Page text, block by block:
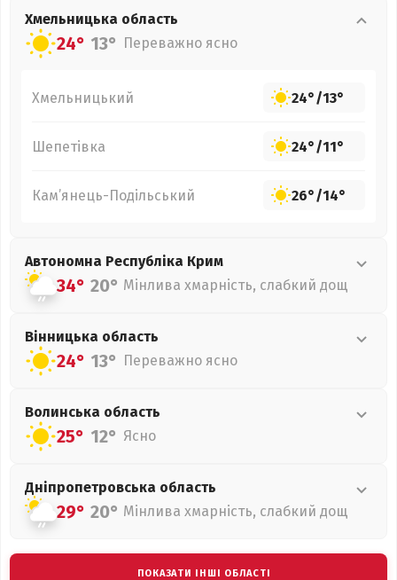
Хмельницька область
24° 13° Переважно ясно
Хмельницький 24°/13°
Шепетівка 24°/11°
Кам’янець-Подільський 26°/14°
Автономна Республіка Крим
34° 20° Мінлива хмарність, слабкий дощ
Вінницька область
24° 13° Переважно ясно
Волинська область
25° 12° Ясно
Дніпропетровська область
29° 20° Мінлива хмарність, слабкий дощ
ПОКАЗАТИ ІНШІ ОБЛАСТІ